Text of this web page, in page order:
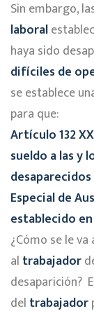
Sin embargo,
laboral
haya sido
difíciles de
se establece
para que:
Artículo 132
sueldo a las y
Especial de
establecido
¿Cómo se le
al trabajador
desaparición?
del trabajador